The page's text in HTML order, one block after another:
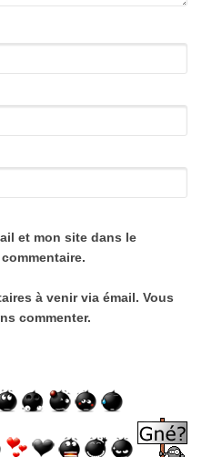
et mon site dans le
à venir via émail. Vous
commenter.